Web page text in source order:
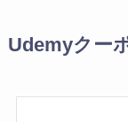
Udemyクー